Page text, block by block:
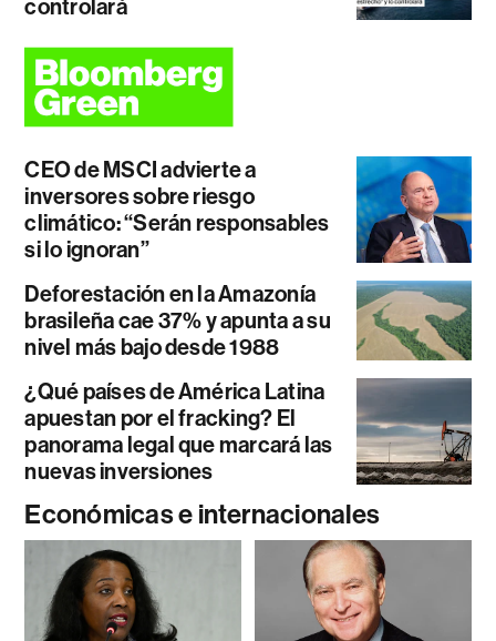
controlará
CEO de MSCI advierte a
inversores sobre riesgo
climático: “Serán responsables
si lo ignoran”
Deforestación en la Amazonía
brasileña cae 37% y apunta a su
nivel más bajo desde 1988
¿Qué países de América Latina
apuestan por el fracking? El
panorama legal que marcará las
nuevas inversiones
Económicas e internacionales